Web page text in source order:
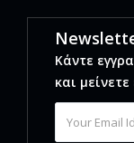
Κάντε
και